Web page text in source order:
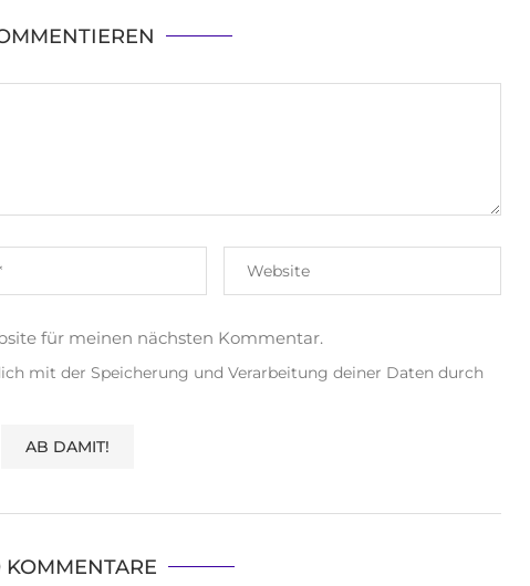
für meinen nächsten Kommentar.
mit der Speicherung und Verarbeitung deiner Daten durch
KOMMENTARE